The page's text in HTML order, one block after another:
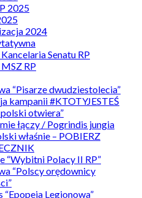
2025
2024
Senatu RP
RP
“Pisarze dwudziestolecia”
kampanii #KTOTYJESTEŚ
polski otwiera”
łączy / Pogrindis jungia
właśnie – POBIERZ
“Wybitni Polacy II RP”
“Polscy orędownicy
“Epopeja Legionowa”